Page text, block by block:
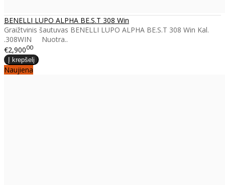
BENELLI LUPO ALPHA BE.S.T 308 Win
Graižtvinis šautuvas BENELLI LUPO ALPHA BE.S.T 308 Win Kal.
.308WIN Nuotra..
€2,90000
Naujiena